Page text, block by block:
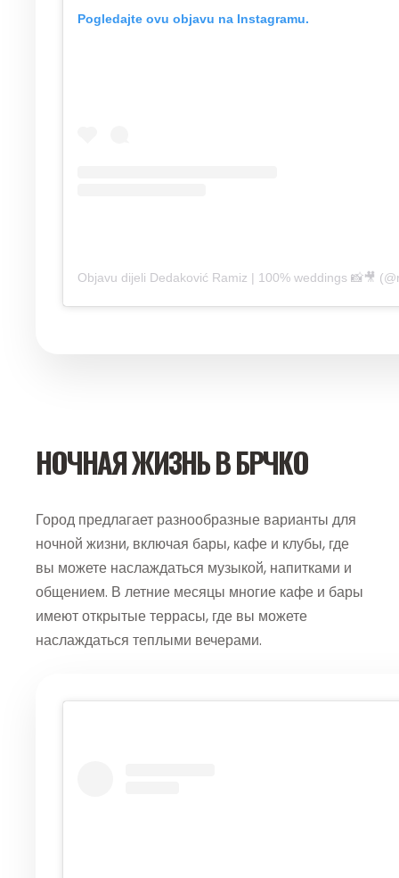
Pogledajte ovu objavu na Instagramu.
Objavu dijeli Dedaković Ramiz | 100% weddings 📸🎥
НОЧНАЯ ЖИЗНЬ В БРЧКО
Город предлагает разнообразные варианты для
ночной жизни, включая бары, кафе и клубы, где
вы можете наслаждаться музыкой, напитками и
общением. В летние месяцы многие кафе и бары
имеют открытые террасы, где вы можете
наслаждаться теплыми вечерами.